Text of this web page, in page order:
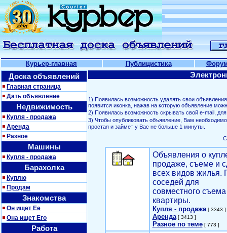
Курьер-главная Публицистика
Доска объявлений
Главная страница
Дать объявление
Недвижимость
Купля - продажа
Аренда
Разное
Машины
Купля - продажа
Барахолка
Куплю
Продам
Знакомства
Он ищет Ее
Она ищет Его
Работа
1) Появилась возможность удалять свои
появится иконка, нажав на которую объявление
2) Появилась возможность скрывать свой е-mail,
3) Чтобы опубликовать объявление, Вам
простая и займет у Вас не больше 1 минуты.
Объявления о
продаже, съеме и
всех видов жилья.
соседей для
совместного съема
квартиры.
Купля - продажа[ 3343 ]
Аренда[ 3413 ]
Разное по теме[ 773 ]